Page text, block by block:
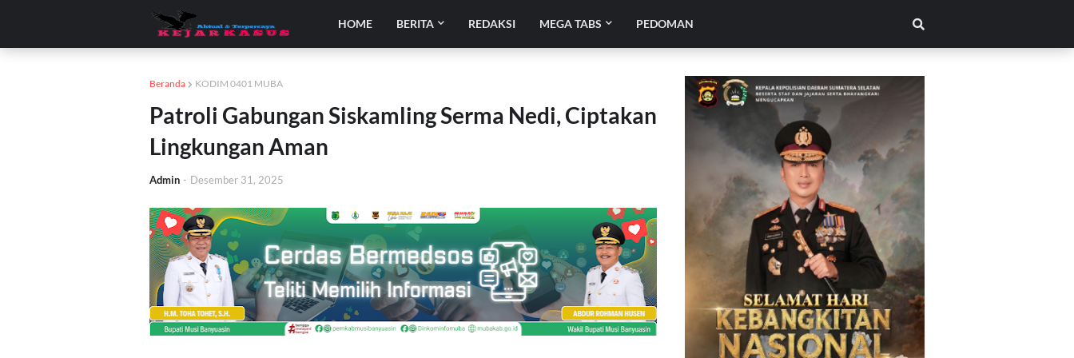
HOME BERITA REDAKSI MEGA TABS PEDOMAN
Beranda KODIM 0401 MUBA
Patroli Gabungan Siskamling Serma Nedi, Ciptakan
Lingkungan Aman
Admin - Desember 31, 2025